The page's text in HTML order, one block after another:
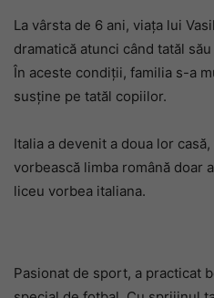
La vârsta de 6 ani, viața lui
dramatică atunci când tatăl
În aceste condiții, familia s-a
susține pe tatăl copiilor.
Italia a devenit a doua lor
vorbească limba română doar
liceu vorbea italiana.
Pasionat de sport, a practicat